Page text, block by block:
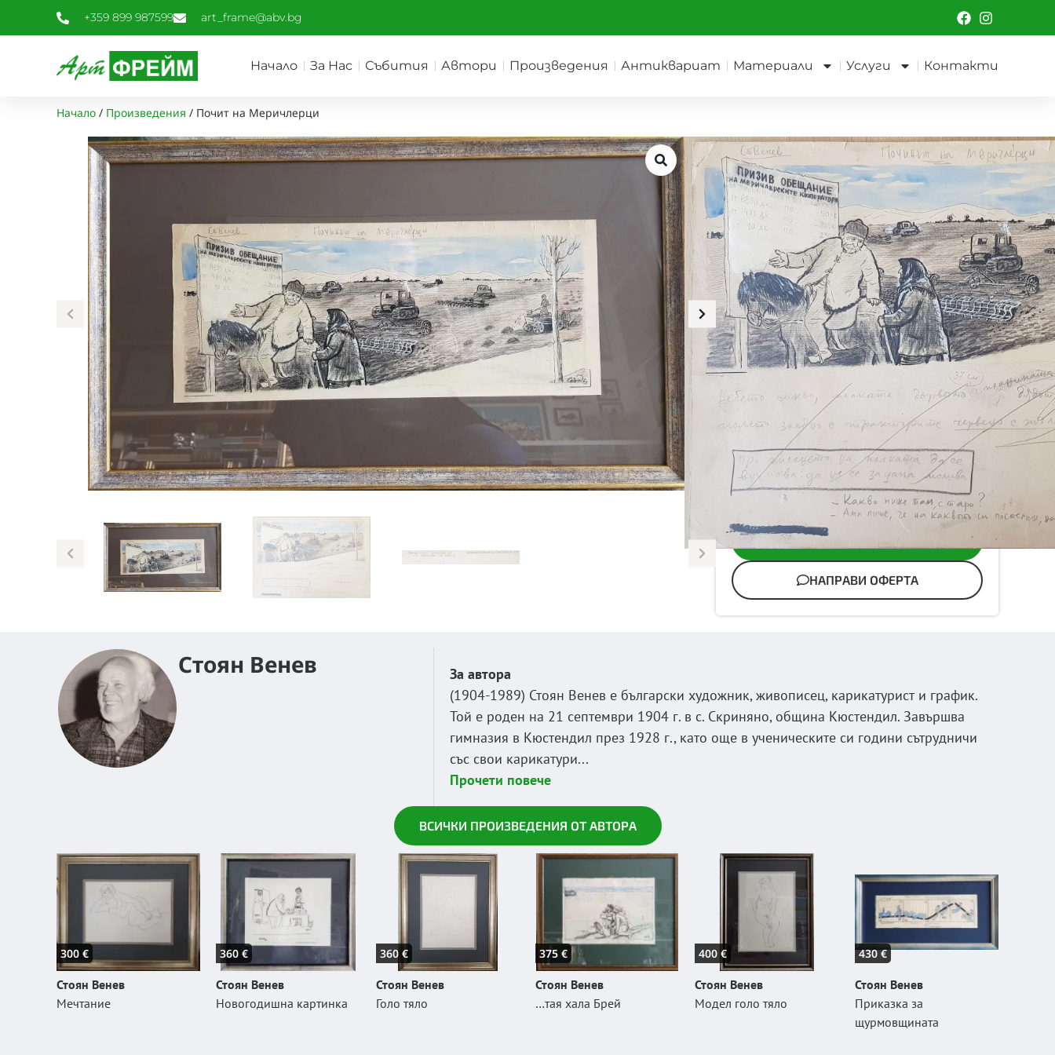
+359 899 987599 art_frame@abv.bg
Начало За Нас Събития Автори Произведения Антиквариат Материали Услуги Контакти
Начало / Произведения / Почит на Меричлерци
Стоян Венев
Почит на Меричлерци
Живопис
Датировка:
1953 година
Техника и материали:Смесена техника -
Акварел, туш перо и молив върху кадастрон
Рамка:Стилна дървена рамка с паспарту
Размери:25 x 50 см.
Размери с рамка:42 x 67 см.
Подпис:долу в дясно
Описание:
Декларация от внучката на художника за
автентичност!
карикатура от в.Стършел от 1953 година
БЕЗ ДДС
380 €
С ДДС
НАПРАВИ ЗАПИТВАНЕ
НАПРАВИ ОФЕРТА
Стоян Венев
За автора
(1904-1989) Стоян Венев е български художник, живописец, карикатурист и график.
Той е роден на 21 септември 1904 г. в с. Скриняно, община Кюстендил. Завършва
гимназия в Кюстендил през 1928 г., като още в ученическите си години сътрудничи
със свои карикатури...
Прочети повече
ВСИЧКИ ПРОИЗВЕДЕНИЯ ОТ АВТОРА
300 €
Стоян Венев
Мечтание
360 €
Стоян Венев
Новогодишна картинка
360 €
Стоян Венев
Голо тяло
375 €
Стоян Венев
…тая хала Брей
400 €
Стоян Венев
Модел голо тяло
430 €
Стоян Венев
Приказка за
щурмовщината